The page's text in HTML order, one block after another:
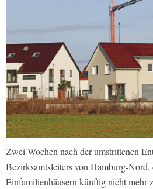
Zwei Wochen nach der umstrittenen
Bezirksamtsleiters von Hamburg-Nord,
Einfamilienhäusern künftig nicht mehr